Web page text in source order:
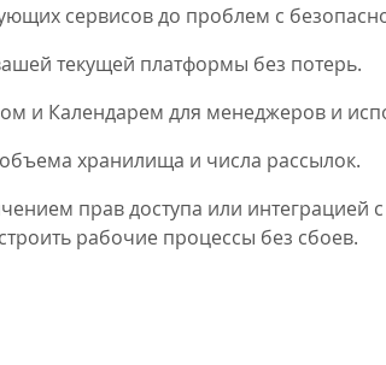
сервисов до проблем с
текущей платформы без потерь.
и Календарем для менеджеров и
хранилища и числа рассылок.
прав доступа или интеграцией с
рабочие процессы без сбоев.